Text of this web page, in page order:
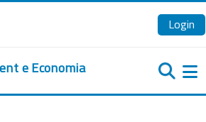
Login
e Economia